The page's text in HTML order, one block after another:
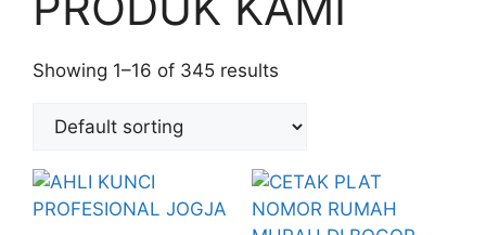
Showing 1–16 of 345 results